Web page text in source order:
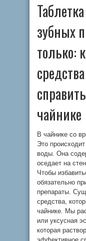
зубных
только:
чайнике
В чайнике со
Это
воды. Она
оседает на
Чтобы
обязательно
препараты.
средства,
чайнике. Мы
или уксусная
которая